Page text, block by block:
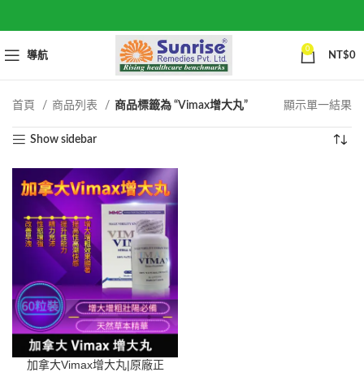
導航
0
NT$0
首頁 商品列表 商品標籤為 “Vimax增大丸” 顯示單一結果
Show sidebar
加拿大Vimax增大丸|原廠正